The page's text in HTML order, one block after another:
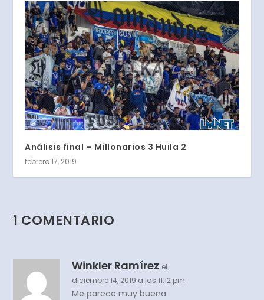
Análisis final – Millonarios 3 Huila 2
febrero 17, 2019
1 COMENTARIO
Winkler Ramírez el
diciembre 14, 2019 a las 11:12 pm
Me parece muy buena